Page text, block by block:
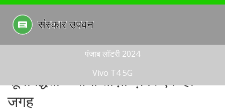
पंजाब लॉटरी 2024
Vivo T4 5G
सूचीबद्धता – सभी ताज़ा ख़बरें एक ही
जगह